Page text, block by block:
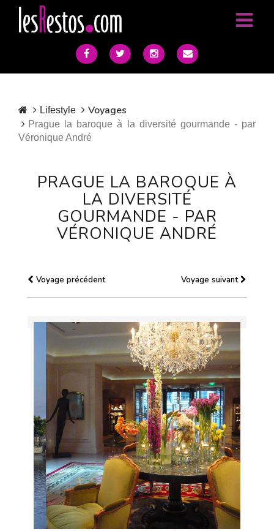
Lifestyle Voyages
Prague la baroque à la diversité gourmande - par
Véronique André
PRAGUE LA BAROQUE À
LA DIVERSITÉ
GOURMANDE - PAR
VÉRONIQUE ANDRÉ
Voyage précédent Voyage suivant